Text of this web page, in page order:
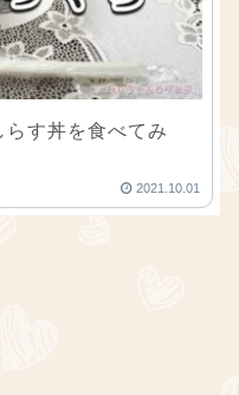
らす丼を食べてみ
2021.10.01